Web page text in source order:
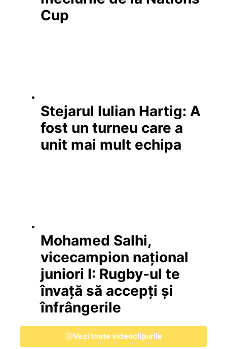
Cup
Stejarul Iulian Hartig: A
fost un turneu care a
unit mai mult echipa
Mohamed Salhi,
vicecampion național
juniori I: Rugby-ul te
învață să accepți și
înfrângerile
Vezi toate videoclipurile